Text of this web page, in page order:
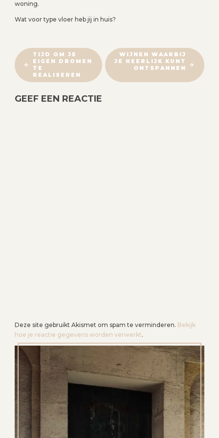
woning.
Wat voor type vloer heb jij in huis?
B
E
R
C
TIJD OM JE
EIGEN DROMEN
TE
REALISEREN
WIJNEN WAARBIJ
JE HEERLIJK KUNT
ONTSPANNEN
GEEF EEN REACTIE
Deze site gebruikt Akismet om spam te verminderen. Bekijk
hoe je reactie gegevens worden verwerkt.